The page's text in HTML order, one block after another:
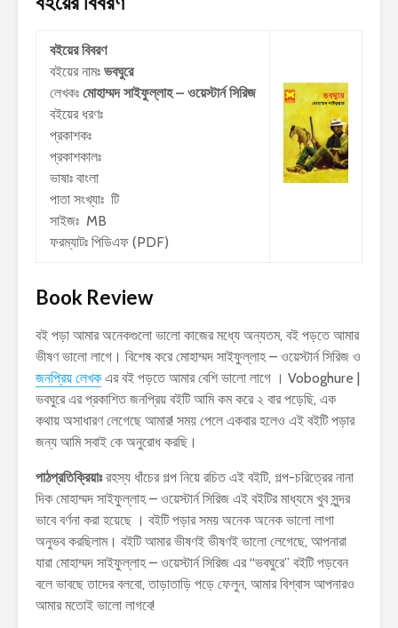
বইয়ের বিবরণ
বইয়ের নামঃ ভবঘুরে
লেখকঃ মোহাম্মদ সাইফুল্লাহ – ওয়েস্টার্ন সিরিজ
বইয়ের ধরণঃ
প্রকাশকঃ
প্রকাশকালঃ
ভাষাঃ বাংলা
পাতা সংখ্যাঃ টি
সাইজঃ MB
ফরম্যাটঃ পিডিএফ (PDF)
Book Review
বই পড়া আমার অনেকগুলো ভালো কাজের মধ্যে অন্যতম, বই পড়তে আমার
ভীষণ ভালো লাগে। বিশেষ করে মোহাম্মদ সাইফুল্লাহ – ওয়েস্টার্ন সিরিজ ও
জনপ্রিয় লেখক এর বই পড়তে আমার বেশি ভালো লাগে । Voboghure |
ভবঘুরে এর প্রকাশিত জনপ্রিয় বইটি আমি কম করে ২ বার পড়েছি, এক
কথায় অসাধারণ লেগেছে আমার! সময় পেলে একবার হলেও এই বইটি পড়ার
জন্য আমি সবাই কে অনুরোধ করছি।
পাঠপ্রতিক্রিয়াঃরহস্য ধাঁচের গল্প নিয়ে রচিত এই বইটি, গল্প-চরিত্রের নানা
দিক মোহাম্মদ সাইফুল্লাহ – ওয়েস্টার্ন সিরিজ এই বইটির মাধ্যমে খুব সুন্দর
ভাবে বর্ণনা করা হয়েছে । বইটি পড়ার সময় অনেক অনেক ভালো লাগা
অনুভব করছিলাম। বইটি আমার ভীষণই ভীষণই ভালো লেগেছে, আপনারা
যারা মোহাম্মদ সাইফুল্লাহ – ওয়েস্টার্ন সিরিজ এর “ভবঘুরে” বইটি পড়বেন
বলে ভাবছে তাদের বলবো, তাড়াতাড়ি পড়ে ফেলুন, আমার বিশ্বাস আপনারও
আমার মতোই ভালো লাগবে!